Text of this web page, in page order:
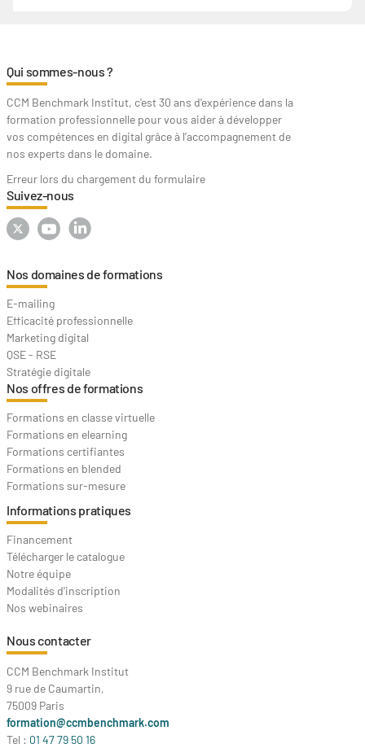
Qui sommes-nous ?
CCM Benchmark Institut, c'est 30 ans d'expérience dans la
formation professionnelle pour vous aider à développer
vos compétences en digital grâce à l’accompagnement de
nos experts dans le domaine.
Erreur lors du chargement du formulaire
Suivez-nous
Nos domaines de formations
E-mailing
Efficacité professionnelle
Marketing digital
QSE - RSE
Stratégie digitale
Nos offres de formations
Formations en classe virtuelle
Formations en elearning
Formations certifiantes
Formations en blended
Formations sur-mesure
Informations pratiques
Financement
Télécharger le catalogue
Notre équipe
Modalités d'inscription
Nos webinaires
Nous contacter
CCM Benchmark Institut
9 rue de Caumartin,
75009 Paris
formation@ccmbenchmark.com
Tel : 01 47 79 50 16